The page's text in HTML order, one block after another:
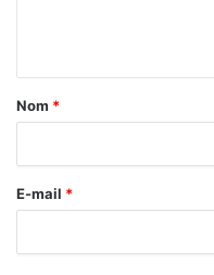
a
r
e
Nom *
E-mail *